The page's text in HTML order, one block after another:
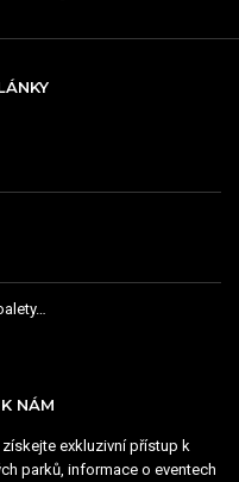
NÁM
exkluzivní přístup k
parků, informace o eventech